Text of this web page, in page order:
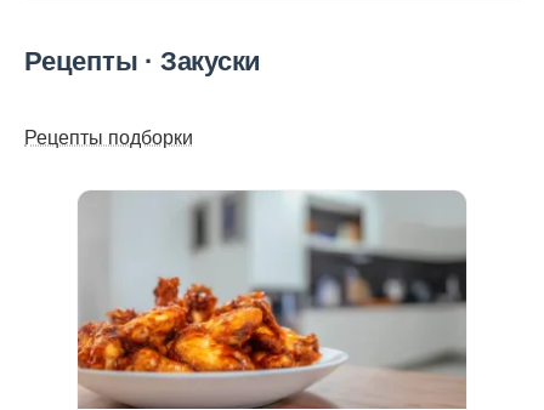
Рецепты · Закуски
Рецепты подборки